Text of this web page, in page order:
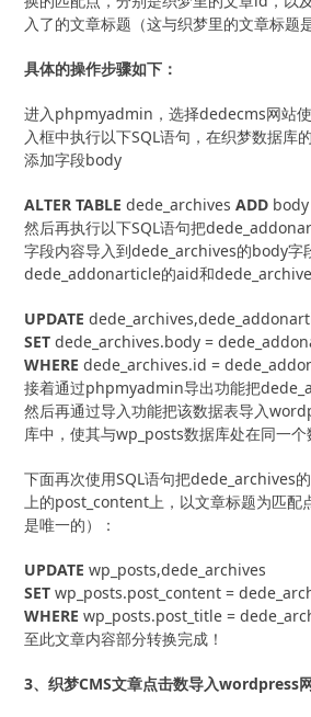
入了的文章标题（这与织梦里的文章标题
具体的操作步骤如下：
进入phpmyadmin，选择dedecms网站
入框中执行以下SQL语句，在织梦数据库
添加字段body
ALTER TABLE dede_archives ADD
然后再执行以下SQL语句把
字段内容导入到dede_archives的body字
dede_addonarticle的aid和
UPDATE
SET
WHERE dede_archives.id =
接着通过phpmyadmin导出功能把
然后再通过导入功能把该数据表导入
库中，使其与wp_posts数据库处在同一个
下面再次使用SQL语句把dede_archives
上的post_content上，以文章标题为匹配
是唯一的）：
UPDATE
SET
WHERE wp_posts.post_title =
至此文章内容部分转换完成！
3、织梦CMS文章点击数导入wordpress